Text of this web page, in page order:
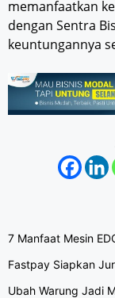
memanfaatkan
dengan Sentra
keuntungannya
7 Manfaat Mesin
Fastpay Siapkan
Ubah Warung Jadi